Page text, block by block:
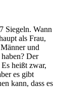
Siegeln. Wann
als Frau,
und
Der
heißt zwar,
es gibt
kann, dass es